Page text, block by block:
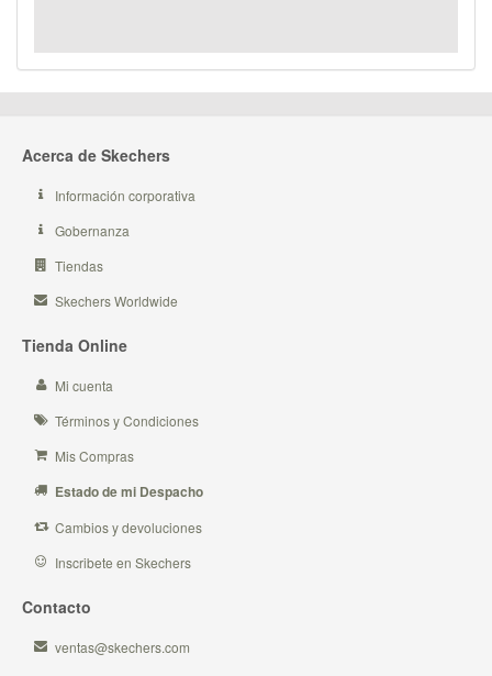
Acerca de Skechers
Información corporativa
Gobernanza
Tiendas
Skechers Worldwide
Tienda Online
Mi cuenta
Términos y Condiciones
Mis Compras
Estado de mi Despacho
Cambios y devoluciones
Inscribete en Skechers
Contacto
ventas@skechers.com